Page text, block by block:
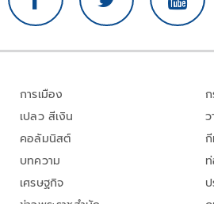
การเมือง
เปลว สีเงิน
คอลัมนิสต์
บทความ
เศรษฐกิจ
ว